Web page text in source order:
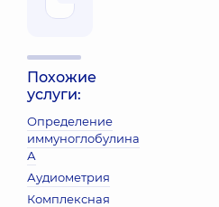
Похожие
услуги:
Определение
иммуноглобулина
А
Аудиометрия
Комплексная